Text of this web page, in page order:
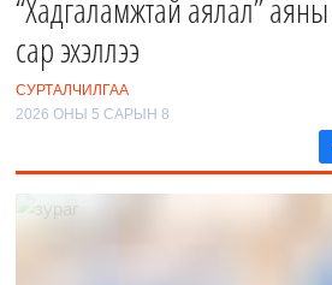
“Хадгаламжтай аялал”
сар эхэллээ
СУРТАЛЧИЛГАА
2026 ОНЫ 5 САРЫН 8